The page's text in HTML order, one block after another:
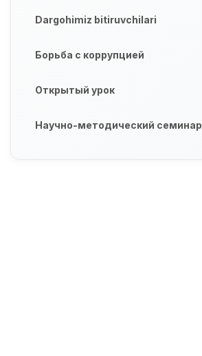
Dargohimiz bitiruvchilari
Борьба с коррупцией
Открытый урок
Научно-методический семинар